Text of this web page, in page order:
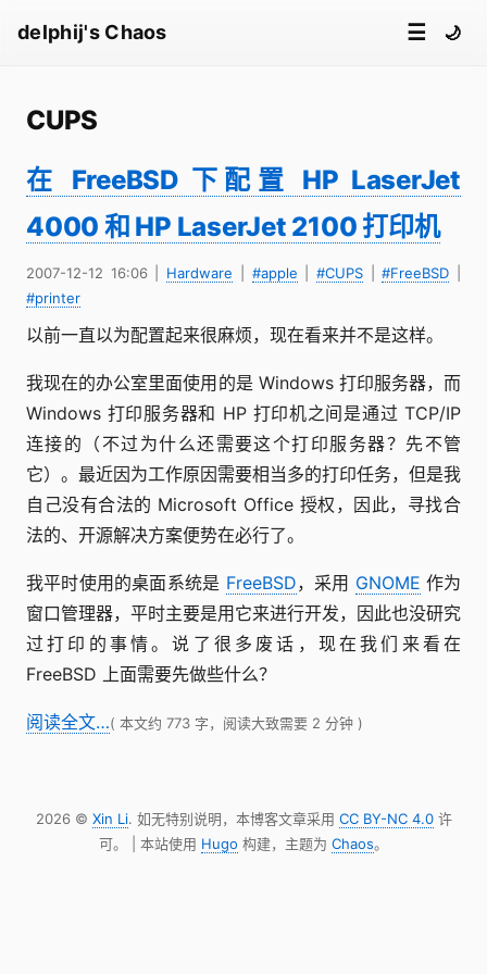
delphij's Chaos ☰ 🌙
CUPS
在 FreeBSD 下配置 HP LaserJet
4000 和 HP LaserJet 2100 打印机
2007-12-12 16:06| Hardware #apple #CUPS|#FreeBSD
#printer
以前一直以为配置起来很麻烦，现在看来并不是这样。
我现在的办公室里面使用的是 Windows 打印服务器，而
Windows 打印服务器和 HP 打印机之间是通过 TCP/IP
连接的（不过为什么还需要这个打印服务器？先不管
它）。最近因为工作原因需要相当多的打印任务，但是我
自己没有合法的 Microsoft Office 授权，因此，寻找合
法的、开源解决方案便势在必行了。
我平时使用的桌面系统是 FreeBSD，采用 GNOME 作为
窗口管理器，平时主要是用它来进行开发，因此也没研究
过打印的事情。说了很多废话，现在我们来看在
FreeBSD 上面需要先做些什么？
阅读全文…( 本文约 773 字，阅读大致需要 2 分钟 )
2026 © Xin Li. 如无特别说明，本博客文章采用 CC BY-NC 4.0许
可。 | 本站使用 Hugo 构建，主题为 Chaos。